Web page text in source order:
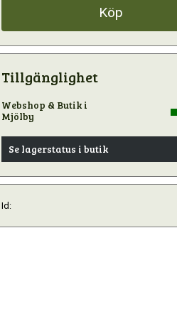
Köp
Tillgänglighet
Webshop & Butik i
Mjölby
Se lagerstatus i butik
Id: